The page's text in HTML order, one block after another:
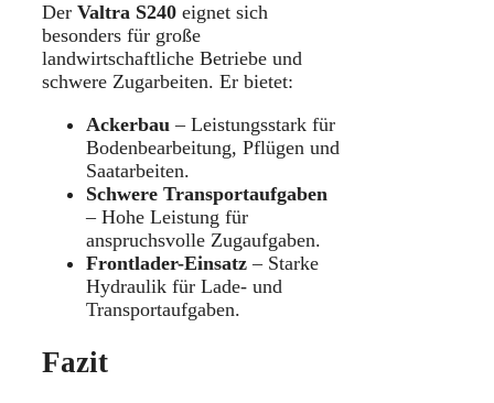
Der Valtra S240 eignet sich
besonders für große
landwirtschaftliche Betriebe und
schwere Zugarbeiten. Er bietet:
Ackerbau – Leistungsstark für
Bodenbearbeitung, Pflügen und
Saatarbeiten.
Schwere Transportaufgaben
– Hohe Leistung für
anspruchsvolle Zugaufgaben.
Frontlader-Einsatz – Starke
Hydraulik für Lade- und
Transportaufgaben.
Fazit